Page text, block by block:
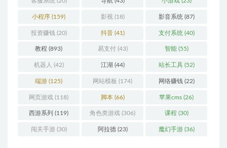
小程序 (159) 影视(18) 影音系统 (87)
投资赚钱 (20) 抖音(41) 支付系统 (40)
教程 (893) 易支付(43) 智能(55)
机器人 (42) 江湖 (44) 站长工具(52)
端游 (125) 网站模板 (174) 网络赚钱(22)
网页游戏 (118) 脚本(66) 苹果cms (26)
西游系列 (119) 角色类游戏 (306) 课程 (30)
闯关手游(30) 阿拉德(23) 魔幻手游(36)